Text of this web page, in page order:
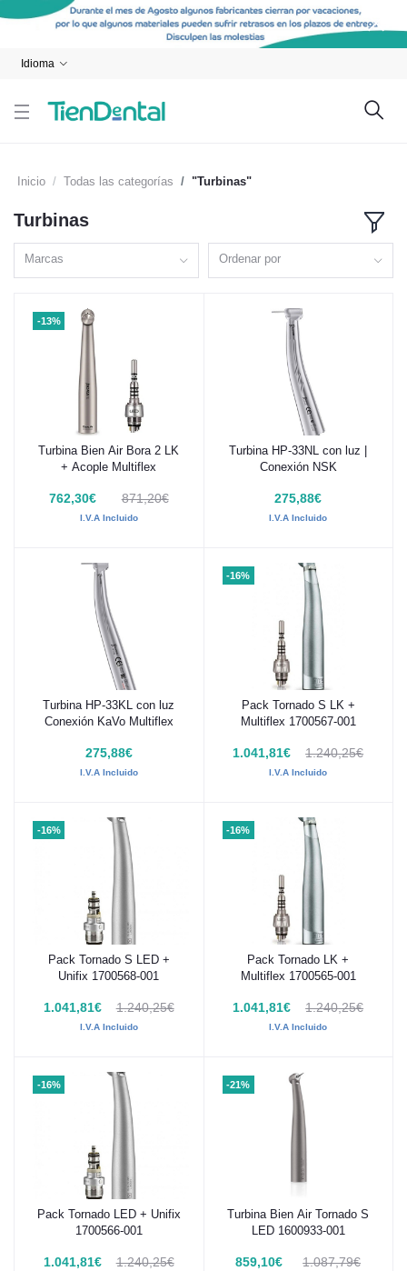
Idioma
Inicio Todas las categorías "Turbinas"
Turbinas
Marcas Ordenar por
-13%
Añadir al carrito
Turbina Bien Air Bora 2 LK
+ Acople Multiflex
762,30€ 871,20€
I.V.A Incluido
Añadir al carrito
Turbina HP-33NL con luz |
Conexión NSK
275,88€
I.V.A Incluido
Añadir al carrito
Turbina HP-33KL con luz
Conexión KaVo Multiflex
275,88€
I.V.A Incluido
-16%
Añadir al carrito
Pack Tornado S LK +
Multiflex 1700567-001
1.041,81€ 1.240,25€
I.V.A Incluido
-16%
Añadir al carrito
Pack Tornado S LED +
Unifix 1700568-001
1.041,81€ 1.240,25€
I.V.A Incluido
-16%
Añadir al carrito
Pack Tornado LK +
Multiflex 1700565-001
1.041,81€ 1.240,25€
I.V.A Incluido
-16%
Añadir al carrito
Pack Tornado LED + Unifix
1700566-001
1.041,81€ 1.240,25€
-21%
Añadir al carrito
Turbina Bien Air Tornado S
LED 1600933-001
859,10€ 1.087,79€